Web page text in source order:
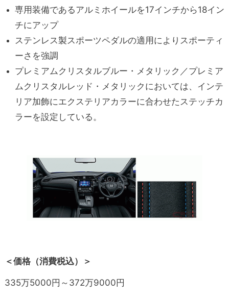
専用装備であるアルミホイールを17インチから18イン
チにアップ
ステンレス製スポーツペダルの適用によりスポーティ
ーさを強調
プレミアムクリスタルブルー・メタリック／プレミア
ムクリスタルレッド・メタリックにおいては、インテ
リア加飾にエクステリアカラーに合わせたステッチカ
ラーを設定している。
＜価格（消費税込）＞
335万5000円～372万9000円